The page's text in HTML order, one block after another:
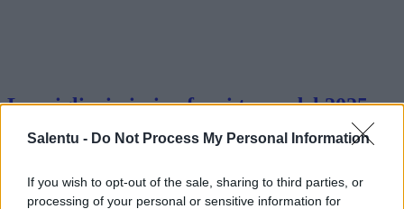
Salentu - Do Not Process My Personal Information
If you wish to opt-out of the sale, sharing to third parties, or
processing of your personal or sensitive information for
Le migliori piscine fuori terra del 2025
Nel 2025, il panorama delle piscine fuori terra si è evoluto con
Leggi di più